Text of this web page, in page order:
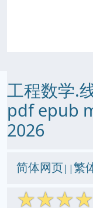
工程数学.
pdf epub
2026
简体网页||繁
☆☆☆☆